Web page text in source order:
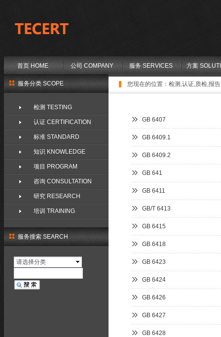
首页 HOME 公司 COMPANY 服务 SERVICES 方案
您现在的位置： 检测,认证,质检,报
服务搜索 SEARCH
请选择分类
服务分类 SCOPE
检测 TESTING
认证 CERTIFICATION
标准 STANDARD
知识 KNOWLEDGE
项目 PROGRAM
咨询 CONSULTATION
研究 RESEARCH
培训 TRAINING
GB 6407
GB 6409.1
GB 6409.2
GB 641
GB 6411
GB/T 6413
GB 6415
GB 6418
GB 6423
GB 6424
GB 6426
GB 6427
GB 6428